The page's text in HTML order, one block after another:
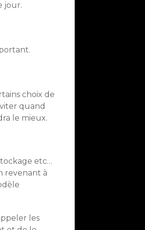
jour.
choix de
quand
le mieux.
etc…
revenant à
les